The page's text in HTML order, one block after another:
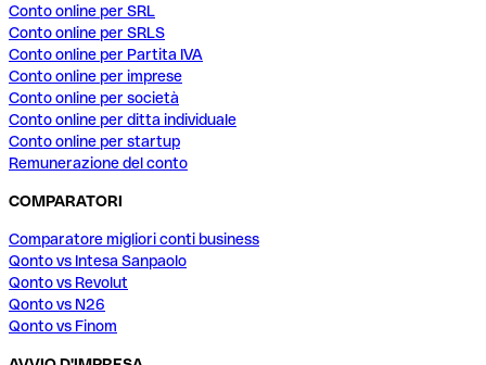
Conto online per SRL
Conto online per SRLS
Conto online per Partita IVA
Conto online per imprese
Conto online per società
Conto online per ditta individuale
Conto online per startup
Remunerazione del conto
COMPARATORI
Comparatore migliori conti business
Qonto vs Intesa Sanpaolo
Qonto vs Revolut
Qonto vs N26
Qonto vs Finom